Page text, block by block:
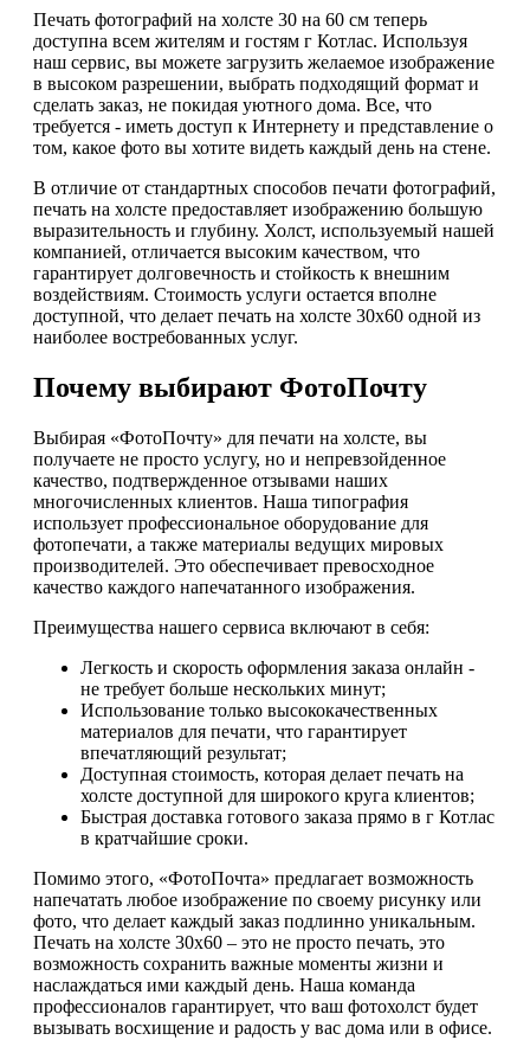
Печать фотографий на холсте 30 на 60 см теперь
доступна всем жителям и гостям г Котлас. Используя
наш сервис, вы можете загрузить желаемое изображение
в высоком разрешении, выбрать подходящий формат и
сделать заказ, не покидая уютного дома. Все, что
требуется - иметь доступ к Интернету и представление о
том, какое фото вы хотите видеть каждый день на стене.
В отличие от стандартных способов печати фотографий,
печать на холсте предоставляет изображению большую
выразительность и глубину. Холст, используемый нашей
компанией, отличается высоким качеством, что
гарантирует долговечность и стойкость к внешним
воздействиям. Стоимость услуги остается вполне
доступной, что делает печать на холсте 30х60 одной из
наиболее востребованных услуг.
Почему выбирают ФотоПочту
Выбирая «ФотоПочту» для печати на холсте, вы
получаете не просто услугу, но и непревзойденное
качество, подтвержденное отзывами наших
многочисленных клиентов. Наша типография
использует профессиональное оборудование для
фотопечати, а также материалы ведущих мировых
производителей. Это обеспечивает превосходное
качество каждого напечатанного изображения.
Преимущества нашего сервиса включают в себя:
Легкость и скорость оформления заказа онлайн -
не требует больше нескольких минут;
Использование только высококачественных
материалов для печати, что гарантирует
впечатляющий результат;
Доступная стоимость, которая делает печать на
холсте доступной для широкого круга клиентов;
Быстрая доставка готового заказа прямо в г Котлас
в кратчайшие сроки.
Помимо этого, «ФотоПочта» предлагает возможность
напечатать любое изображение по своему рисунку или
фото, что делает каждый заказ подлинно уникальным.
Печать на холсте 30х60 – это не просто печать, это
возможность сохранить важные моменты жизни и
наслаждаться ими каждый день. Наша команда
профессионалов гарантирует, что ваш фотохолст будет
вызывать восхищение и радость у вас дома или в офисе.